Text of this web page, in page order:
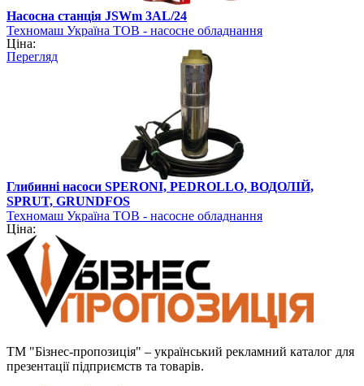
Насосна станція JSWm 3АL/24
Техномаш Україна ТОВ - насосне обладнання
Ціна:
Перегляд
Глибинні насоси SPERONI, PEDROLLO, ВОДОЛІЙ,
SPRUT, GRUNDFOS
Техномаш Україна ТОВ - насосне обладнання
Ціна:
ТМ "Бізнес-пропозиція" – український рекламний каталог для
презентації підприємств та товарів.